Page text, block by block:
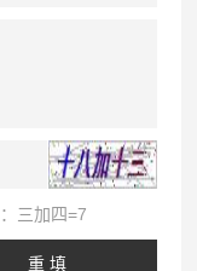
三加四=7